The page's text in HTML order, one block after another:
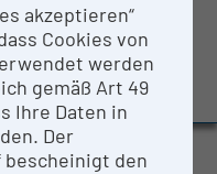
Datenbank:
und
akzeptieren“
Cookies von
werden
gemäß Art 49
Ihre Daten in
Der
bescheinigt den